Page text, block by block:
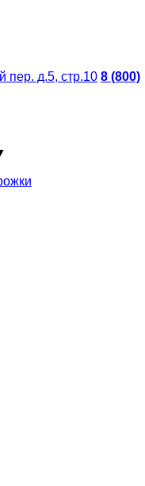
пер. д.5, стр.10 8 (800)